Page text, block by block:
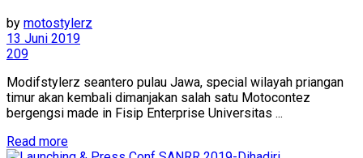
by motostylerz
13 Juni 2019
209
Modifstylerz seantero pulau Jawa, special wilayah priangan
timur akan kembali dimanjakan salah satu Motocontez
bergengsi made in Fisip Enterprise Universitas ...
Read more